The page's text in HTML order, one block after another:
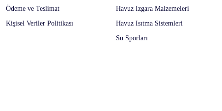
Ödeme ve Teslimat
Kişisel Veriler Politikası
Havuz Izgara Malzemeleri
Havuz Isıtma Sistemleri
Su Sporları